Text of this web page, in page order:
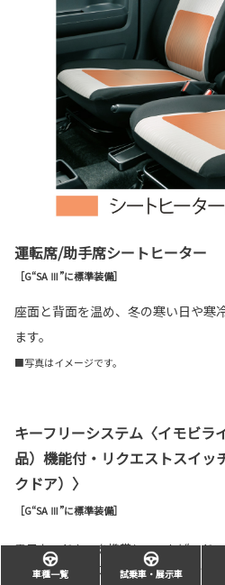
運転席/助手席シートヒーター
［G“SA Ⅲ”に標準装備］
座面と背面を温め、冬の寒い日や寒
ます。
■写真はイメージです。
キーフリーシステム〈イモビラ
品）機能付・リクエストスイッ
クドア）〉
［G“SA Ⅲ”に標準装備］
電子カードキーを携帯していれば、ド
を押すだけでドアの施錠と解錠が行え
車種一覧 試乗車・展示車